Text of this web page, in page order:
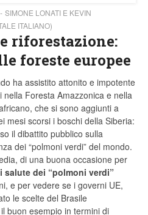
SIMONE LONATI E KEVIN
ITALIANO)
riforestazione:
foreste europee
ha assistito attonito e impotente
Foresta Amazzonica e nella
che si sono aggiunti a
mesi scorsi i boschi della Siberia:
il dibattito pubblico sulla
dei “polmoni verdi” del mondo.
di una buona occasione per
salute dei “polmoni verdi”
e per vedere se i governi UE,
le scelte del Brasile
buon esempio in termini di